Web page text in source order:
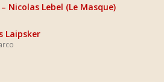
Nicolas Lebel (Le Masque)
Laipsker